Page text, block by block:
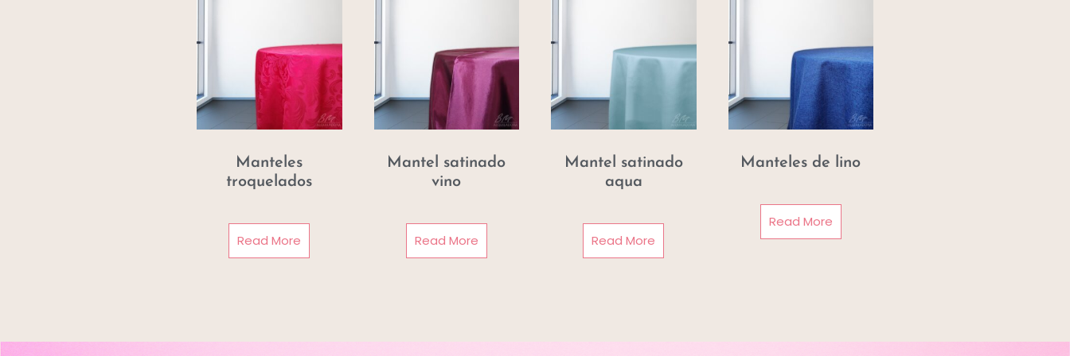
Manteles
troquelados
Read More
Mantel satinado
vino
Read More
Mantel satinado
aqua
Read More
Manteles de lino
Read More